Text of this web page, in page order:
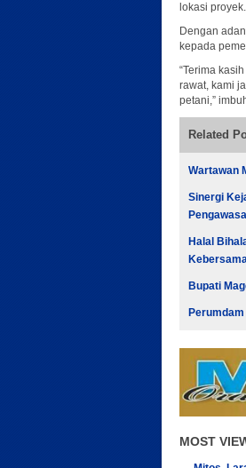
lokasi proyek.
Dengan
kepada
“Terima
rawat, kami
petani,”
Related
Wartawan
Sinergi
Halal
Bupati
MOST